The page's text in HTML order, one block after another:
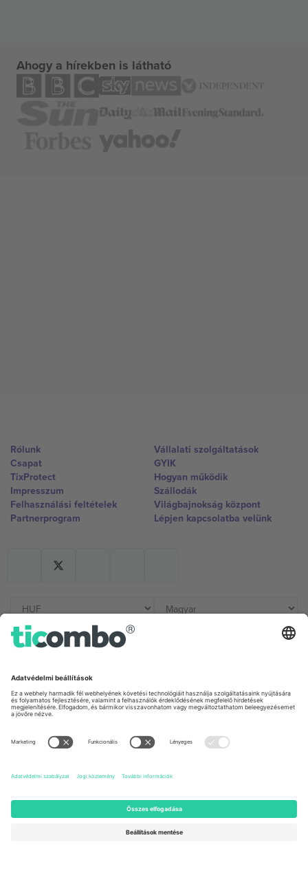
Ahogy a hírekben is látható
Rólunk
Csapat
TixProtect
Impresszum
Felhasználási feltételek
Partnerprogram
Vállalati szolgáltatások
GYIK
Hogyan működik
Szállodák
Világbajnokság központ
Lépjen kapcsolatba velünk
Germany
Unter den Linden 24, 10117
Berlin, Germany
United Kingdom
167 City Road, London, Greater
Newark, Delaware 19713, United
States
Engelberg, Switzerland